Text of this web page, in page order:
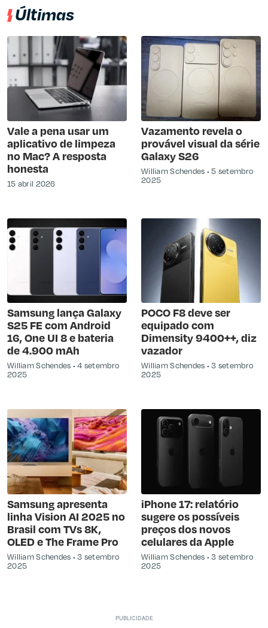
Últimas
Vale a pena usar um
aplicativo de limpeza
no Mac? A resposta
honesta
15 abril 2026
Vazamento revela o
provável visual da série
Galaxy S26
William Schendes
5 setembro
2025
Samsung lança Galaxy
S25 FE com Android
16, One UI 8 e bateria
de 4.900 mAh
William Schendes
4 setembro
2025
POCO F8 deve ser
equipado com
Dimensity 9400++, diz
vazador
William Schendes
3 setembro
2025
Samsung apresenta
linha Vision AI 2025 no
Brasil com TVs 8K,
OLED e The Frame Pro
William Schendes
3 setembro
2025
iPhone 17: relatório
sugere os possíveis
preços dos novos
celulares da Apple
William Schendes
3 setembro
2025